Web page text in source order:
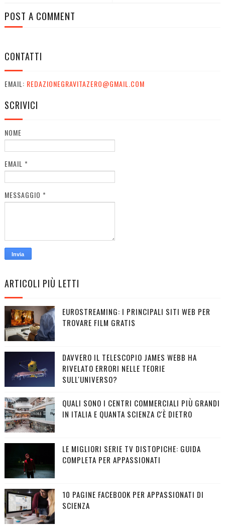
POST A COMMENT
CONTATTI
EMAIL: REDAZIONEGRAVITAZERO@GMAIL.COM
SCRIVICI
NOME
EMAIL *
MESSAGGIO *
ARTICOLI PIÙ LETTI
EUROSTREAMING: I PRINCIPALI SITI WEB PER
TROVARE FILM GRATIS
DAVVERO IL TELESCOPIO JAMES WEBB HA
RIVELATO ERRORI NELLE TEORIE
SULL'UNIVERSO?
QUALI SONO I CENTRI COMMERCIALI PIÙ GRANDI
IN ITALIA E QUANTA SCIENZA C'È DIETRO
LE MIGLIORI SERIE TV DISTOPICHE: GUIDA
COMPLETA PER APPASSIONATI
10 PAGINE FACEBOOK PER APPASSIONATI DI
SCIENZA